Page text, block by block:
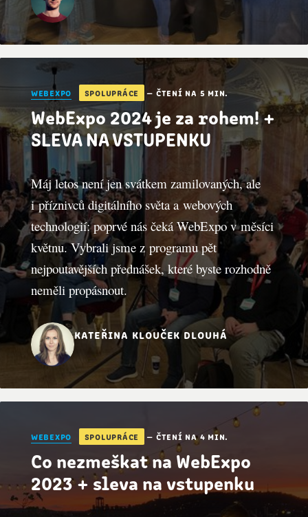
webexpo spolupráce — čtení na 5 min.
WebExpo 2024 je za rohem! +
SLEVA NA VSTUPENKU
Máj letos není jen svátkem zamilovaných, ale
i příznivců digitálního světa a webových
technologií: poprvé nás čeká WebExpo v měsíci
květnu. Vybrali jsme z programu pět
nejpoutavějších přednášek, které byste rozhodně
neměli propásnout.
kateřina klouček dlouhá
webexpo spolupráce — čtení na 4 min.
Co nezmeškat na WebExpo
2023 + sleva na vstupenku